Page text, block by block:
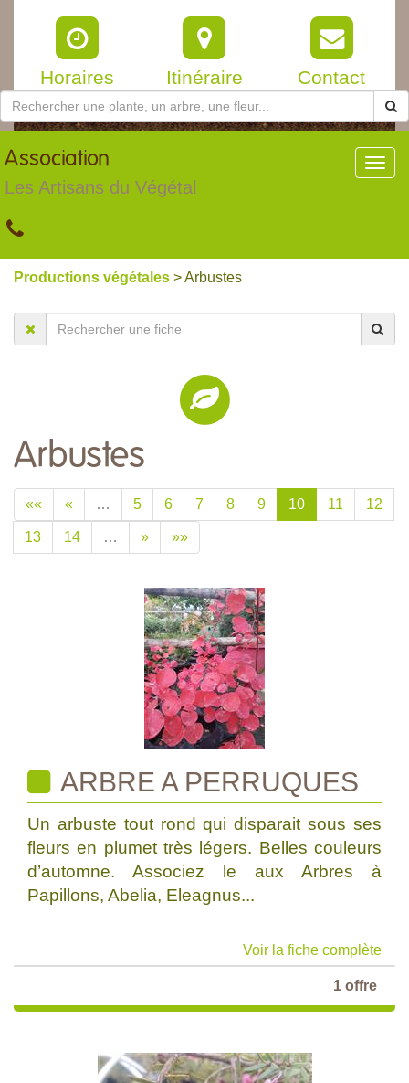
Horaires Itinéraire Contact
Association
Les Artisans du Végétal
Productions végétales > Arbustes
Arbustes
«« « … 5 6 7 8 9 10 11 12
13 14 … » »»
ARBRE A PERRUQUES
Un arbuste tout rond qui disparait sous ses
fleurs en plumet très légers. Belles couleurs
d’automne. Associez le aux Arbres à
Papillons, Abelia, Eleagnus...
Voir la fiche complète
1 offre